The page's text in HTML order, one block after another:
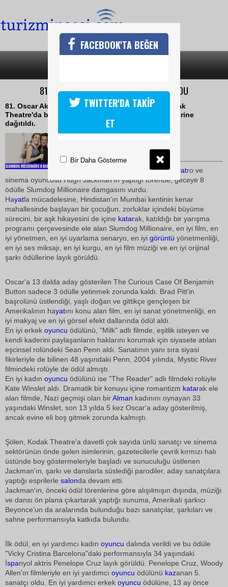
81. OSCAR ÖDÜLLERİ SAHİPLERİNİ BULDU
81. Oscar Akademi ödülleri, Los Angeles'daki Kodak
Theatre'da bu sabaha karşı yapılan törenle sahiplerine
dağıtıldı.
Sunuculuğunu Avustralyalı ti yatro ve
sinema oyuncusu Hugh Jackman'ın yaptığı törende, geceye 8
ödülle Slumdog Millionaire damgasını vurdu.
Hayatla mücadelesine, Hindistan'ın Mumbai kentinin kenar
mahallesinde başlayan bir çocuğun, zorluklar içindeki büyüme
sürecini, bir aşk hikayesini de içine katarak, katıldığı bir yarışma
programı çerçevesinde ele alan Slumdog Millionaire, en iyi film, en
iyi yönetmen, en iyi uyarlama senaryo, en iyi görüntü yönetmenliği,
en iyi ses miksajı, en iyi kurgu, en iyi film müziği ve en iyi orijinal
şarkı ödüllerine layık görüldü.
Oscar'a 13 dalda aday gösterilen The Curious Case Of Benjamin
Button sadece 3 ödülle yetinmek zorunda kaldı. Brad Pitt'in
başrolünü üstlendiği, yaşlı doğan ve gittikçe gençleşen bir
Amerikalının hayatını konu alan film, en iyi sanat yönetmenliği, en
iyi makyaj ve en iyi görsel efekt dallarında ödül aldı.
En iyi erkek oyuncu ödülünü, "Milk" adlı filmde, eşitlik isteyen ve
kendi kaderini paylaşanların haklarını korumak için siyasete atılan
eşcinsel rolündeki Sean Penn aldı. Sanatının yanı sıra siyasi
fikirleriyle de bilinen 48 yaşındaki Penn, 2004 yılında, Mystic River
filmindeki rolüyle de ödül almıştı.
En iyi kadın oyuncu ödülünü ise "The Reader" adlı filmdeki rolüyle
Kate Winslet aldı. Dramatik bir konuyu içine romantizm katarak ele
alan filmde, Nazi geçmişi olan birAlman kadınını oynayan 33
yaşındaki Winslet, son 13 yılda 5 kez Oscar'a aday gösterilmiş,
ancak evine eli boş gitmek zorunda kalmıştı.
Şölen, Kodak Theatre'a davetli çok sayıda ünlü sanatçı ve sinema
sektörünün önde gelen isimlerinin, gazetecilerle çevrili kırmızı halı
üstünde boy göstermeleriyle başladı ve sunuculuğu üstlenen
Jackman'ın, şarkı ve danslarla süslediği parodiler, aday sanatçılara
yaptığı esprilerle salonda devam etti.
Jackman'ın, önceki ödül törenlerine göre alışılmışın dışında, müziği
ve dansı ön plana çıkartarak yaptığı sunuma, Amerikalı şarkıcı
Beyonce'un da aralarında bulunduğu bazı sanatçılar, şarkıları ve
sahne performansıyla katkıda bulundu.
İlk ödül, en iyi yardımcı kadın oyuncu dalında verildi ve bu ödüle
"Vicky Cristina Barcelona"daki performansıyla 34 yaşındaki
İspanyol aktris Penelope Cruz layık görüldü. Penelope Cruz, Woody
Allen'ın filmleriyle en iyi yardımcı oyuncu ödülünü kazanan 5.
sanatçı oldu. En iyi yardımcı erkek oyuncu ödülüne, 13 ay önce
FACEBOOK'TA BEĞEN
TWITTER'DA TAKİP
ET
Bir Daha Gösterme